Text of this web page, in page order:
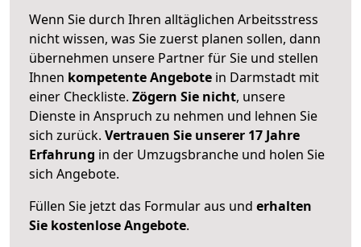
Wenn Sie durch Ihren alltäglichen Arbeitsstress
nicht wissen, was Sie zuerst planen sollen, dann
übernehmen unsere Partner für Sie und stellen
Ihnen kompetente Angebote in Darmstadt mit
einer Checkliste. Zögern Sie nicht, unsere
Dienste in Anspruch zu nehmen und lehnen Sie
sich zurück. Vertrauen Sie unserer 17 Jahre
Erfahrung in der Umzugsbranche und holen Sie
sich Angebote.
Füllen Sie jetzt das Formular aus und erhalten
Sie kostenlose Angebote.